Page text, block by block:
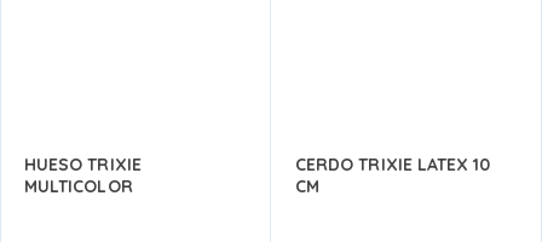
HUESO TRIXIE
MULTICOLOR
CERDO TRIXIE LATEX 10
CM